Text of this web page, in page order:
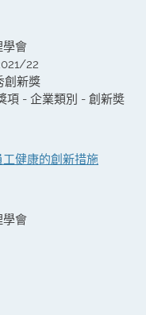
學會
22
創新獎
項 - 企業類別 - 創新奬
健康的創新措施
學會